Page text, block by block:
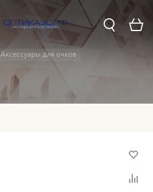
Аксессуары для очков